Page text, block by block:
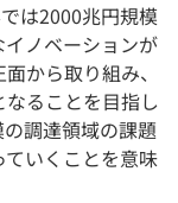
は2000兆円規模
ノベーションが
から取り組み、
ることを目指し
調達領域の課題
いくことを意味